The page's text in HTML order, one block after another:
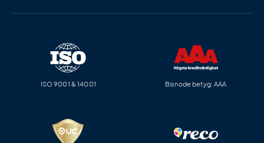
ISO 9001 & 14001 Bisnode betyg: AAA